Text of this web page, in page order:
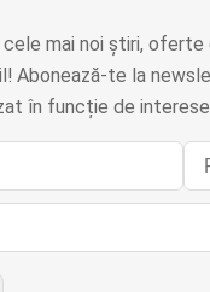
cele mai noi știri,
Abonează-te la
în funcție de